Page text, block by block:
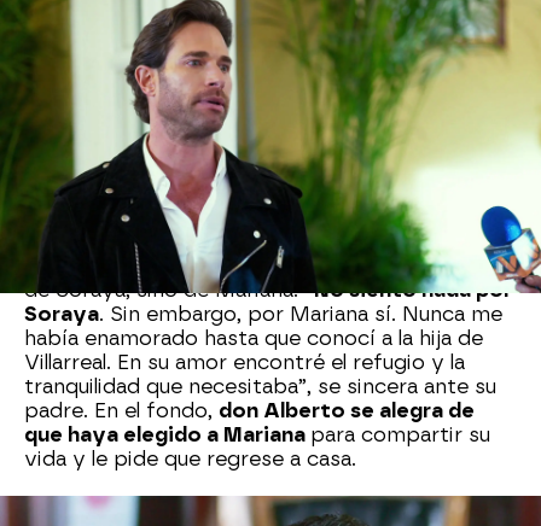
De regreso a casa, don Alberto le pide
explicaciones a su hijo por el daño que ha
causado a Soraya.“La has dejado en ridículo”
asegura a su primogénito, muy enojado. Mariana
sale en su defensa y le explica que Luis Alberto le
pidió matrimonio primero a ella, pero, como lo
rechazó,
por despecho le entregó el anillo de
compromiso a Soraya.
Luis Alberto no espera que su progenitor lo
pero le revela que no está enamorado
de Soraya, sino de Mariana. “No siento nada por
Soraya. Sin embargo, por Mariana sí. Nunca me
había enamorado hasta que conocí a la hija de
Villarreal. En su amor encontré el refugio y la
tranquilidad que necesitaba”, se sincera ante su
padre. En el fondo, don Alberto se alegra de
que haya elegido a Mariana para compartir su
vida y le pide que regrese a casa.